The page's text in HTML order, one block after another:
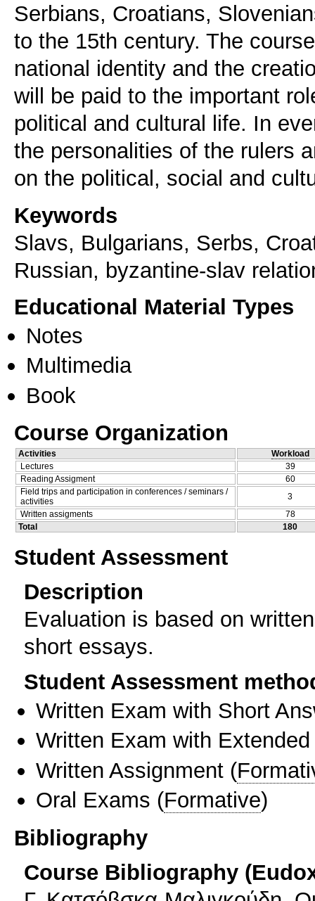
Serbians, Croatians,
to the 15th century. The
national identity and the
will be paid to the important
political and cultural life. In
the personalities of the rulers
on the political, social and
Keywords
Slavs, Bulgarians, Serbs,
Russian, byzantine-slav
Educational Material Types
Notes
Multimedia
Book
Course Organization
Activities
Workload
Lectures
39
Reading Assigment
60
Field trips and participation in conferences / seminars /
activities
3
Written assigments
78
Total
180
Student Assessment
Description
Evaluation is based on
short essays.
Student Assessment
Written Exam with Short
Written Exam with
Written Assignment (
Oral Exams (Formative)
Bibliography
Course Bibliography